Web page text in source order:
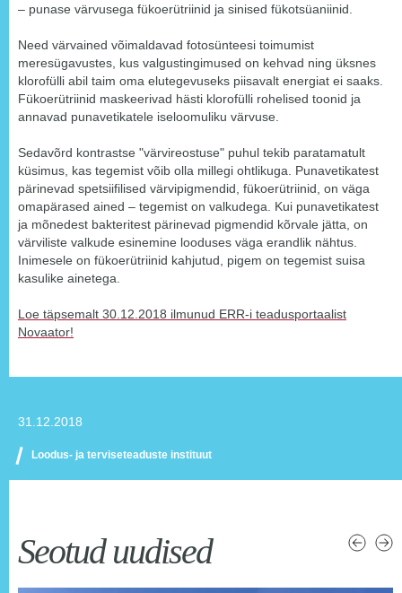
31.12.2018
Loodus- ja terviseteaduste instituut
– punase värvusega fükoerütriinid ja sinised fükotsüaniinid.
Need värvained võimaldavad fotosünteesi toimumist
meresügavustes, kus valgustingimused on kehvad ning üksnes
klorofülli abil taim oma elutegevuseks piisavalt energiat ei saaks.
Fükoerütriinid maskeerivad hästi klorofülli rohelised toonid ja
annavad punavetikatele iseloomuliku värvuse.
Sedavõrd kontrastse "värvireostuse" puhul tekib paratamatult
küsimus, kas tegemist võib olla millegi ohtlikuga. Punavetikatest
pärinevad spetsiifilised värvipigmendid, fükoerütriinid, on väga
omapärased ained – tegemist on valkudega. Kui punavetikatest
ja mõnedest bakteritest pärinevad pigmendid kõrvale jätta, on
värviliste valkude esinemine looduses väga erandlik nähtus.
Inimesele on fükoerütriinid kahjutud, pigem on tegemist suisa
kasulike ainetega.
Loe täpsemalt 30.12.2018 ilmunud ERR-i teadusportaalist
Novaator!
Seotud uudised